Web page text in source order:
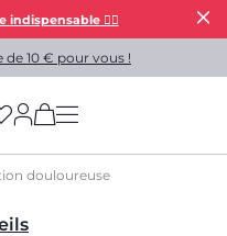
indispensable 👯‍♀️
10 € pour vous !
(has more options
douloureuse